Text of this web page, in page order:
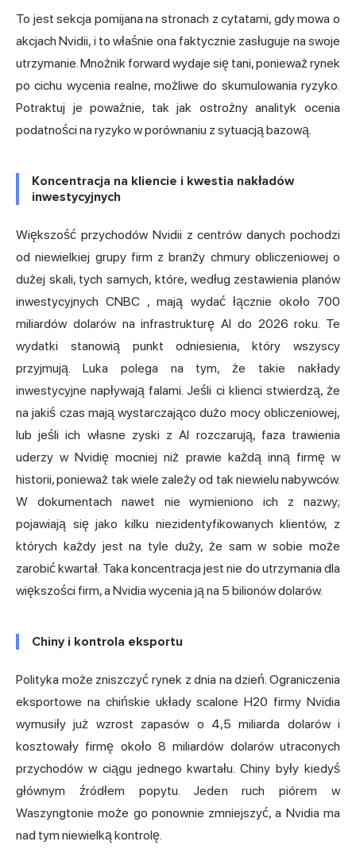
To jest sekcja pomijana na stronach z cytatami, gdy mowa o
akcjach Nvidii, i to właśnie ona faktycznie zasługuje na swoje
utrzymanie. Mnożnik forward wydaje się tani, ponieważ rynek
po cichu wycenia realne, możliwe do skumulowania ryzyko.
Potraktuj je poważnie, tak jak ostrożny analityk ocenia
podatności na ryzyko w porównaniu z sytuacją bazową.
Koncentracja na kliencie i kwestia nakładów
inwestycyjnych
Większość przychodów Nvidii z centrów danych pochodzi
od niewielkiej grupy firm z branży chmury obliczeniowej o
dużej skali, tych samych, które, według zestawienia planów
inwestycyjnych CNBC , mają wydać łącznie około 700
miliardów dolarów na infrastrukturę AI do 2026 roku. Te
wydatki stanowią punkt odniesienia, który wszyscy
przyjmują. Luka polega na tym, że takie nakłady
inwestycyjne napływają falami. Jeśli ci klienci stwierdzą, że
na jakiś czas mają wystarczająco dużo mocy obliczeniowej,
lub jeśli ich własne zyski z AI rozczarują, faza trawienia
uderzy w Nvidię mocniej niż prawie każdą inną firmę w
historii, ponieważ tak wiele zależy od tak niewielu nabywców.
W dokumentach nawet nie wymieniono ich z nazwy;
pojawiają się jako kilku niezidentyfikowanych klientów, z
których każdy jest na tyle duży, że sam w sobie może
zarobić kwartał. Taka koncentracja jest nie do utrzymania dla
większości firm, a Nvidia wycenia ją na 5 bilionów dolarów.
Chiny i kontrola eksportu
Polityka może zniszczyć rynek z dnia na dzień. Ograniczenia
eksportowe na chińskie układy scalone H20 firmy Nvidia
wymusiły już wzrost zapasów o 4,5 miliarda dolarów i
kosztowały firmę około 8 miliardów dolarów utraconych
przychodów w ciągu jednego kwartału. Chiny były kiedyś
głównym źródłem popytu. Jeden ruch piórem w
Waszyngtonie może go ponownie zmniejszyć, a Nvidia ma
nad tym niewielką kontrolę.